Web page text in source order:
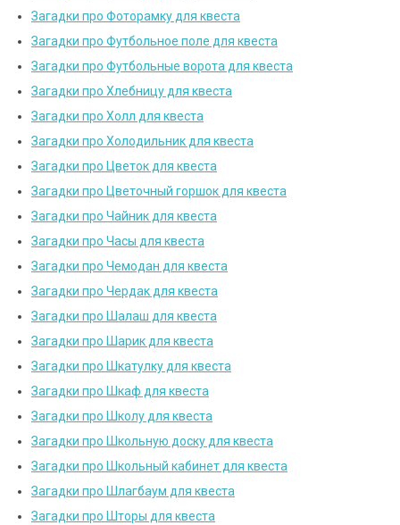
Загадки про Фоторамку для квеста
Загадки про Футбольное поле для квеста
Загадки про Футбольные ворота для квеста
Загадки про Хлебницу для квеста
Загадки про Холл для квеста
Загадки про Холодильник для квеста
Загадки про Цветок для квеста
Загадки про Цветочный горшок для квеста
Загадки про Чайник для квеста
Загадки про Часы для квеста
Загадки про Чемодан для квеста
Загадки про Чердак для квеста
Загадки про Шалаш для квеста
Загадки про Шарик для квеста
Загадки про Шкатулку для квеста
Загадки про Шкаф для квеста
Загадки про Школу для квеста
Загадки про Школьную доску для квеста
Загадки про Школьный кабинет для квеста
Загадки про Шлагбаум для квеста
Загадки про Шторы для квеста